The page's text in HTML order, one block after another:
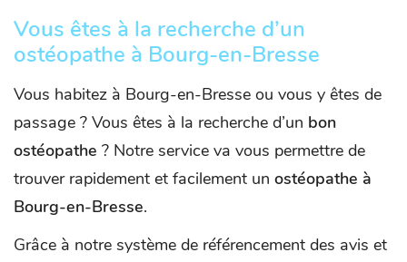
Vous êtes à la recherche d’un
ostéopathe à Bourg-en-Bresse
Vous habitez à Bourg-en-Bresse ou vous y êtes de
passage ? Vous êtes à la recherche d’un bon
ostéopathe ? Notre service va vous permettre de
trouver rapidement et facilement un ostéopathe à
Bourg-en-Bresse.
Grâce à notre système de référencement des avis et